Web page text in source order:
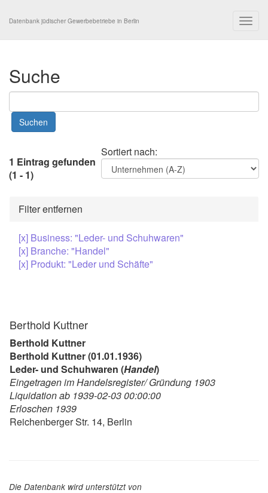
Datenbank jüdischer Gewerbebetriebe in Berlin
Suche
Sortiert nach:
1 Eintrag gefunden
(1 - 1)
Filter entfernen
[x] Business: "Leder- und Schuhwaren"
[x] Branche: "Handel"
[x] Produkt: "Leder und Schäfte"
Berthold Kuttner
Berthold Kuttner
Berthold Kuttner (01.01.1936)
Leder- und Schuhwaren (Handel)
Eingetragen im Handelsregister/ Gründung 1903
Liquidation ab 1939-02-03 00:00:00
Erloschen 1939
Reichenberger Str. 14, Berlin
Die Datenbank wird unterstützt von